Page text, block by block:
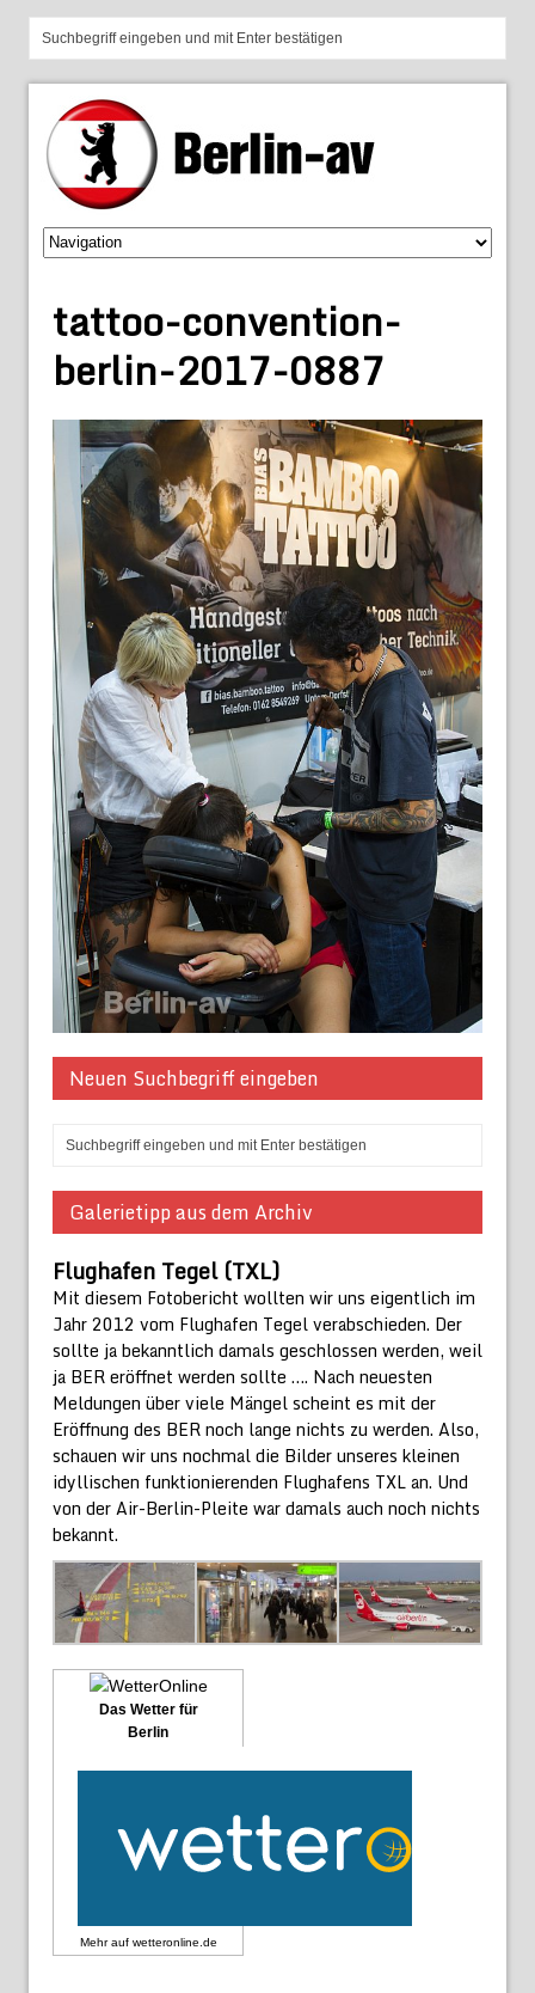
tattoo-convention-
berlin-2017-0887
Neuen Suchbegriff eingeben
Galerietipp aus dem Archiv
Flughafen Tegel (TXL)
Mit diesem Fotobericht wollten wir uns eigentlich im
Jahr 2012 vom Flughafen Tegel verabschieden. Der
sollte ja bekanntlich damals geschlossen werden, weil
ja BER eröffnet werden sollte …. Nach neuesten
Meldungen über viele Mängel scheint es mit der
Eröffnung des BER noch lange nichts zu werden. Also,
schauen wir uns nochmal die Bilder unseres kleinen
idyllischen funktionierenden Flughafens TXL an. Und
von der Air-Berlin-Pleite war damals auch noch nichts
bekannt.
Das Wetter für
Berlin
Mehr auf wetteronline.de